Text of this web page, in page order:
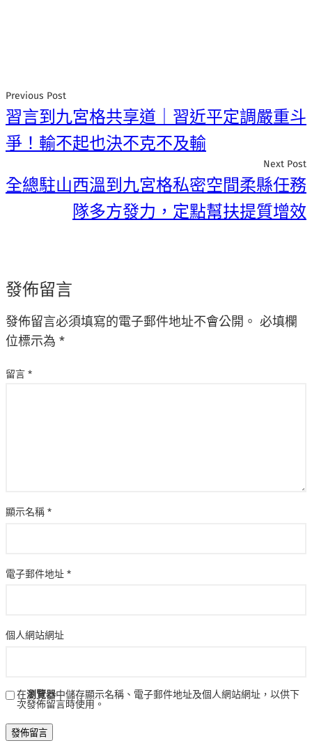
Previous Post
習言到九宮格共享道｜習近平定調嚴重斗
爭！輸不起也決不克不及輸
Next Post
全總駐山西溫到九宮格私密空間柔縣任務
隊多方發力，定點幫扶提質增效
發佈留言
發佈留言必須填寫的電子郵件地址不會公開。 必填欄
位標示為 *
留言 *
顯示名稱 *
電子郵件地址 *
個人網站網址
在瀏覽器中儲存顯示名稱、電子郵件地址及個人網站網址，以供下
次發佈留言時使用。